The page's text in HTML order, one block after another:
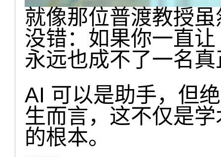
就像那位普渡教授
没错：如果你一直
永远也成不了一名
AI 可以是助手，但
生而言，这不仅是
的根本。